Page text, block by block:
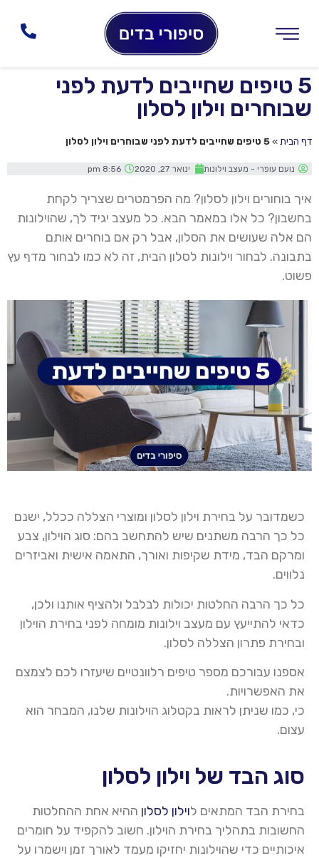
5 טיפים שחייבים לדעת לפני
שבוחרים וילון לסלון
דף הבית »5 טיפים שחייבים לדעת לפני שבוחרים וילון לסלון
נועם עופרי - מעצב וילונות ינואר 27, 2020 8:56 pm
איך בוחורים וילון לסלון? מה הפרמטרים שצריך לקחת
בחשבון? כל אלו במאמר הבא. כל מעצב יגיד לך, שהוילונות
הם אלה שעושים את הסלון, אבל רק אם בוחרים אותם
בתבונה. לבחור וילונות לסלון הבית, זה לא כמו לבחור מדף עץ
פשוט.
כשמדובר על בחירת וילון לסלון ומוצרי הצללה ככלל, ישנם
כל כך הרבה משתנים שיש להתחשב בהם: סוג הוילון, צבע
ומרקם הבד, מידת שקיפות ואורך, התאמה אישית ואביזרים
נלווים.
כל כך הרבה החלטות יכולות לבלבל ולהציף אותנו ולכן,
כדאי להתייעץ עם מעצב וילונות מומחה לפני בחירת הוילון
ובחירת פתרון הצללה לסלון.
אספנו עבורכם מספר טיפים רלוונטיים שיעזרו לכם לצמצם
את האפשרויות.
כי, כמו שניתן לראות בקטלוג הוילונות שלנו, המבחר הוא
עצום.
סוג הבד של וילון לסלון
בחירת הבד המתאים לוילון לסלון ההיא אחת ההחלטות
החשובות בתהליך בחירת הוילון. חשוב להקפיד על חומרים
איכותיים כדי שהוילונות יחזיקו מעמד לאורך זמן וישמרו על